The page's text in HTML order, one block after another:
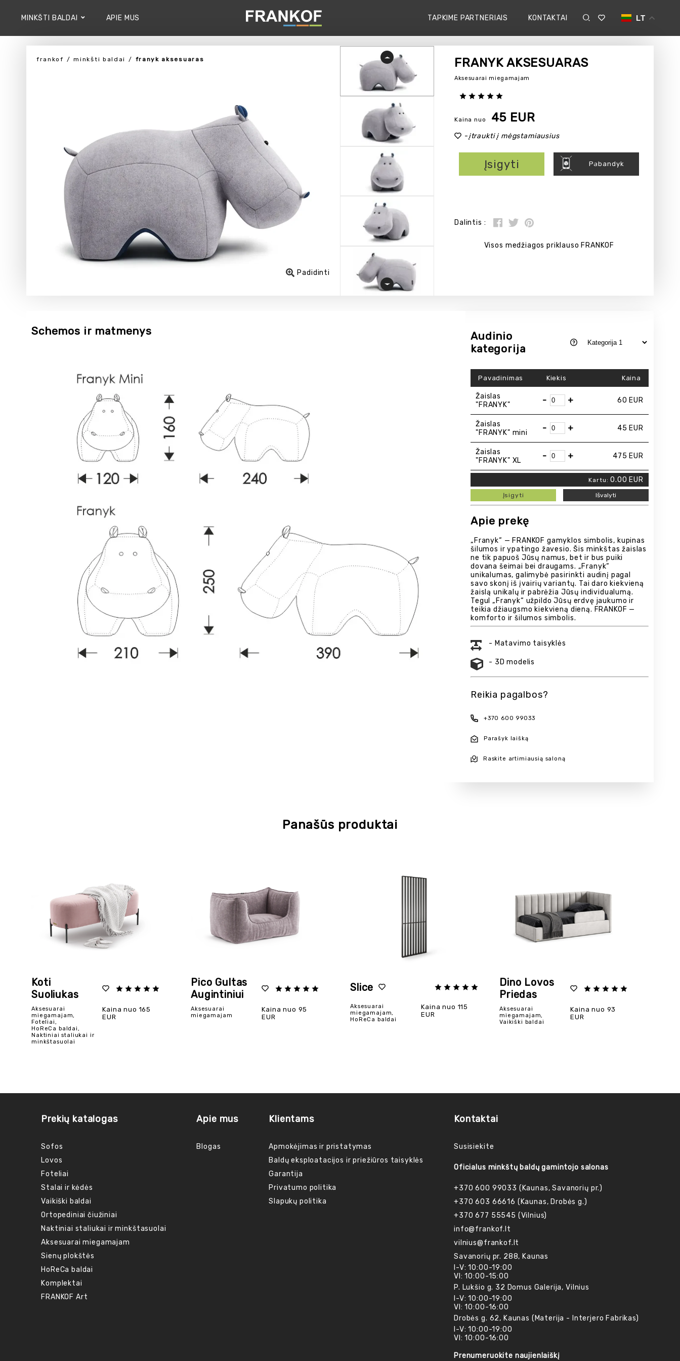
MINKŠTI BALDAI APIE MUS TAPKIME PARTNERIAIS KONTAKTAI LT
frankof minkšti baldai franyk aksesuaras
Padidinti
FRANYK AKSESUARAS
Aksesuarai miegamajam
Kaina nuo 45 EUR
-įtraukti į mėgstamiausius
Įsigyti Pabandyk
Dalintis :
Visos medžiagos priklauso FRANKOF
Schemos ir matmenys
Audinio
kategorija
Pavadinimas Kiekis Kaina
Žaislas
"FRANYK"
- + 60 EUR
Žaislas
"FRANYK" mini
- + 45 EUR
Žaislas
"FRANYK" XL
- + 475 EUR
Kartu:0.00 EUR
Įsigyti Išvalyti
Apie prekę
„Franyk“ — FRANKOF gamyklos simbolis, kupinas
šilumos ir ypatingo žavesio. Šis minkštas žaislas
ne tik papuoš Jūsų namus, bet ir bus puiki
dovana šeimai bei draugams. „Franyk“
unikalumas, galimybė pasirinkti audinį pagal
savo skonį iš įvairių variantų. Tai daro kiekvieną
žaislą unikalų ir pabrėžia Jūsų individualumą.
Tegul „Franyk“ užpildo Jūsų erdvę jaukumo ir
teikia džiaugsmo kiekvieną dieną. FRANKOF —
komforto ir šilumos simbolis.
- Matavimo taisyklės
- 3D modelis
Reikia pagalbos?
+370 600 99033
Parašyk laišką
Raskite artimiausią saloną
Panašūs produktai
Koti
Suoliukas
Aksesuarai
miegamajam,
Foteliai,
HoReCa baldai,
Naktiniai staliukai ir
minkštasuolai
Kaina nuo 165
EUR
Pico Gultas
Augintiniui
Aksesuarai
miegamajam
Kaina nuo 95
EUR
Slice
Aksesuarai
miegamajam,
HoReCa baldai
Kaina nuo 115
EUR
Dino Lovos
Priedas
Aksesuarai
miegamajam,
Vaikiški baldai
Kaina nuo 93
EUR
Prekių katalogas
Sofos
Lovos
Foteliai
Stalai ir kėdės
Vaikiški baldai
Ortopediniai čiužiniai
Naktiniai staliukai ir minkštasuolai
Aksesuarai miegamajam
Sienų plokštės
HoReCa baldai
Komplektai
FRANKOF Art
Apie mus
Blogas
Klientams
Apmokėjimas ir pristatymas
Baldų eksploatacijos ir priežiūros taisyklės
Garantija
Privatumo politika
Slapukų politika
Kontaktai
Susisiekite
Oficialus minkštų baldų gamintojo salonas
+370 600 99033 (Kaunas, Savanorių pr.)
+370 603 66616 (Kaunas, Drobės g.)
+370 677 55545 (Vilnius)
info@frankof.lt
vilnius@frankof.lt
Savanorių pr. 288, Kaunas
I-V: 10:00-19:00
VI: 10:00-15:00
P. Lukšio g. 32 Domus Galerija, Vilnius
I-V: 10:00-19:00
VI: 10:00-16:00
Drobės g. 62, Kaunas (Materija - Interjero Fabrikas)
I-V: 10:00-19:00
VI: 10:00-16:00
Prenumeruokite naujienlaiškį